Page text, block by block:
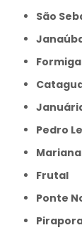
São
Formiga
Pedro
Mariana
Frutal
Ponte